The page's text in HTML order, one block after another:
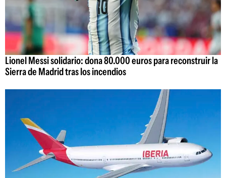
Lionel Messi solidario: dona 80.000 euros para reconstruir la
Sierra de Madrid tras los incendios